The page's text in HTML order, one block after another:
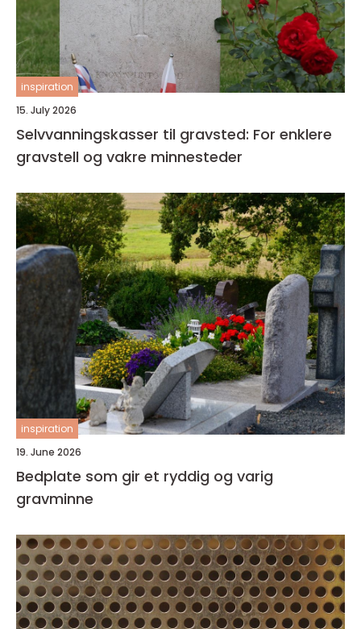
inspiration
15. July 2026
Selvvanningskasser til gravsted: For enklere
gravstell og vakre minnesteder
inspiration
19. June 2026
Bedplate som gir et ryddig og varig
gravminne